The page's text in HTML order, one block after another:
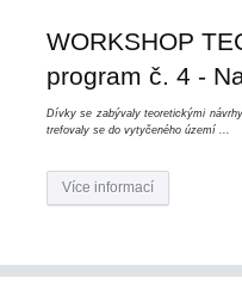
WORKSHOP
program č. 4 -
Dívky se zabývaly teoretickými
trefovaly se do vytyčeného území ...
Více informací